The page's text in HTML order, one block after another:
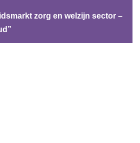
zorg en welzijn sector –